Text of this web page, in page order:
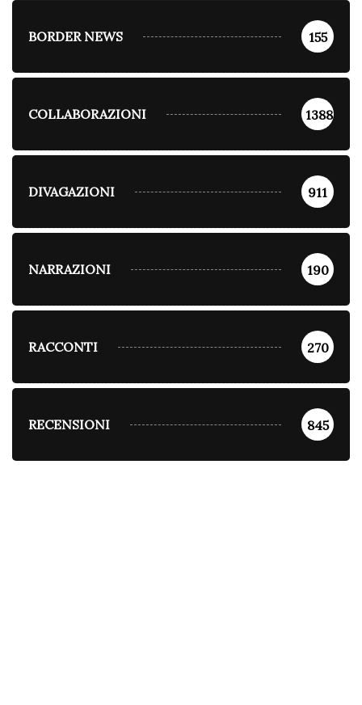
BORDER NEWS 155
COLLABORAZIONI 1388
DIVAGAZIONI 911
NARRAZIONI 190
RACCONTI 270
RECENSIONI 845